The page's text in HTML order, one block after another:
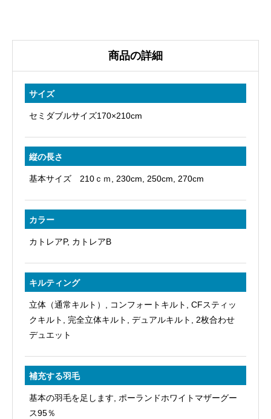
生
地
個
商品の詳細
サイズ
セミダブルサイズ170×210cm
縦の長さ
基本サイズ 210ｃｍ, 230cm, 250cm, 270cm
カラー
カトレアP, カトレアB
キルティング
立体（通常キルト）, コンフォートキルト, CFスティッ
クキルト, 完全立体キルト, デュアルキルト, 2枚合わせ
デュエット
補充する羽毛
基本の羽毛を足します, ポーランドホワイトマザーグー
ス95％